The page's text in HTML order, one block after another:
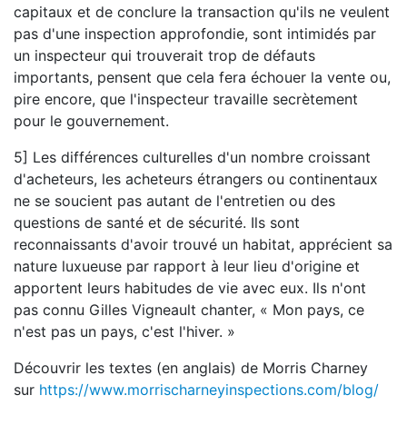
capitaux et de conclure la transaction qu'ils ne veulent
pas d'une inspection approfondie, sont intimidés par
un inspecteur qui trouverait trop de défauts
importants, pensent que cela fera échouer la vente ou,
pire encore, que l'inspecteur travaille secrètement
pour le gouvernement.
5] Les différences culturelles d'un nombre croissant
d'acheteurs, les acheteurs étrangers ou continentaux
ne se soucient pas autant de l'entretien ou des
questions de santé et de sécurité. Ils sont
reconnaissants d'avoir trouvé un habitat, apprécient sa
nature luxueuse par rapport à leur lieu d'origine et
apportent leurs habitudes de vie avec eux. Ils n'ont
pas connu Gilles Vigneault chanter, « Mon pays, ce
n'est pas un pays, c'est l'hiver. »
Découvrir les textes (en anglais) de Morris Charney
sur https://www.morrischarneyinspections.com/blog/